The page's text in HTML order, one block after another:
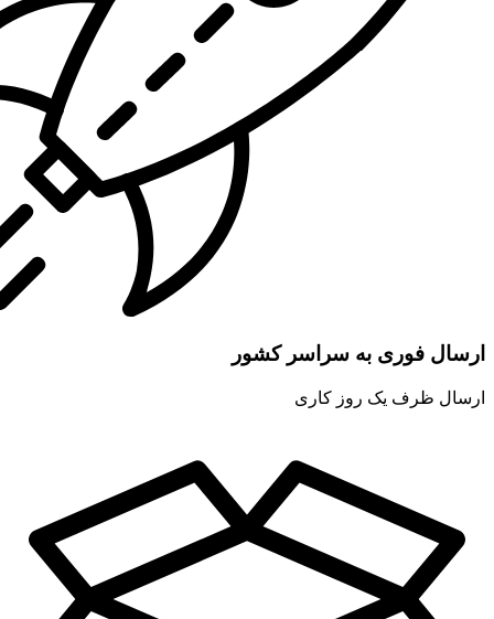
ارسال فوری به سراسر کشور
ارسال ظرف یک روز کاری